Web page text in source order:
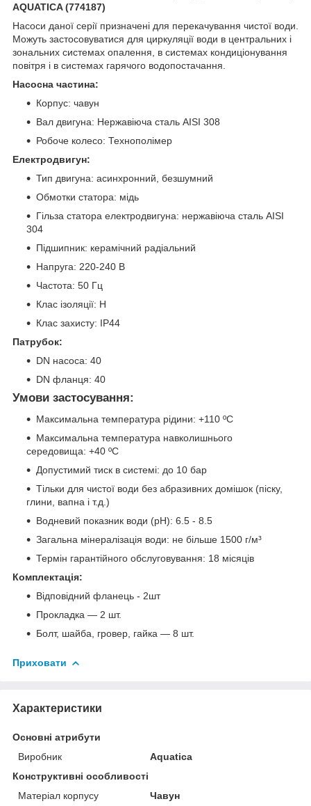
AQUATICA (774187)
Насоси даної серії призначені для перекачування чистої води.
Можуть застосовуватися для циркуляції води в центральних і
зональних системах опалення, в системах кондиціонування
повітря і в системах гарячого водопостачання.
Насосна частина:
Корпус: чавун
Вал двигуна: Нержавіюча сталь AISI 308
Робоче колесо: Технополімер
Електродвигун:
Тип двигуна: асинхронний, безшумний
Обмотки статора: мідь
Гільза статора електродвигуна: нержавіюча сталь AISI
304
Підшипник: керамічний радіальний
Напруга: 220-240 В
Частота: 50 Гц
Клас ізоляції: Н
Клас захисту: IP44
Патрубок:
DN насоса: 40
DN фланця: 40
Умови застосування:
Максимальна температура рідини: +110 ºC
Максимальна температура навколишнього
середовища: +40 ºC
Допустимий тиск в системі: до 10 бар
Тільки для чистої води без абразивних домішок (піску,
глини, вапна і т.д.)
Водневий показник води (pH): 6.5 - 8.5
Загальна мінералізація води: не більше 1500 г/м³
Термін гарантійного обслуговування: 18 місяців
Комплектація:
Відповідний фланець - 2шт
Прокладка — 2 шт.
Болт, шайба, гровер, гайка — 8 шт.
Приховати
Характеристики
Основні атрибути
Виробник
Aquatica
Конструктивні особливості
Матеріал корпусу
Чавун